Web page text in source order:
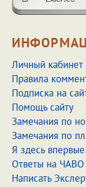
Личный кабинет
Правила
Подписка на
Помощь сайту
Замечания по
Замечания по
Я здесь впервые
Ответы на ЧАВО
Написать